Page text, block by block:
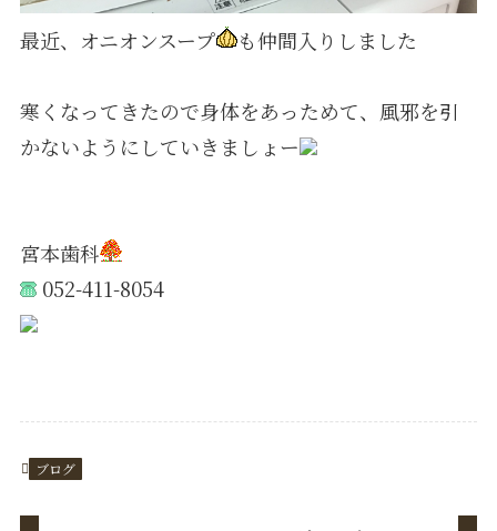
最近、オニオンスープ も仲間入りしました
寒くなってきたので身体をあっためて、風邪を引
かないようにしていきましょー
宮本歯科
052-411-8054
ブログ